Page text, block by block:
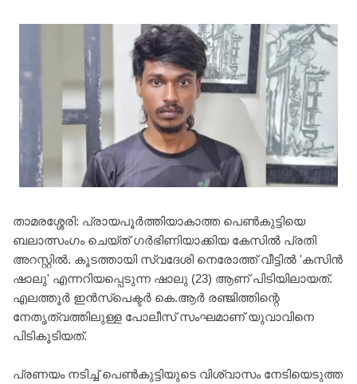
താമരശ്ശേരി: പ്രായപൂർത്തിയാകാത്ത പെൺകുട്ടിയെ
ബലാത്സംഗം ചെയ്ത് ഗർഭിണിയാക്കിയ കേസിൽ പ്രതി
അറസ്റ്റിൽ. കൂടത്തായി സ്വദേശി നെരോത്ത് വീട്ടിൽ 'കസിൻ
ഷാലു' എന്നറിയപ്പെടുന്ന ഷാലു (23) ആണ് പിടിയിലായത്.
എലത്തൂർ ഇൻസ്പെക്ടർ കെ.ആർ രഞ്ജിത്തിന്റെ
നേതൃത്വത്തിലുള്ള പോലീസ് സംഘമാണ് യുവാവിനെ
പിടികൂടിയത്.
പ്രണയം നടിച്ച് പെൺകുട്ടിയുടെ വിശ്വാസം നേടിയെടുത്ത